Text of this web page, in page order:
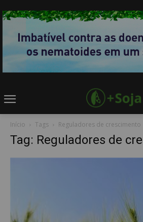
Início Tags Reguladores de crescimento
Tag: Reguladores de